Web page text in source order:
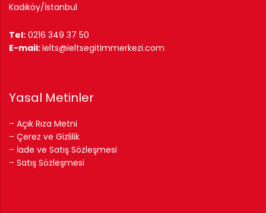
Kadıköy/İstanbul
Tel: 0216 349 37 50
E-mail:ielts@ieltsegitimmerkezi.com
Yasal Metinler
– Açık Rıza Metni
– Çerez ve Gizlilik
– İade ve Satış Sözleşmesi
– Satış Sözleşmesi